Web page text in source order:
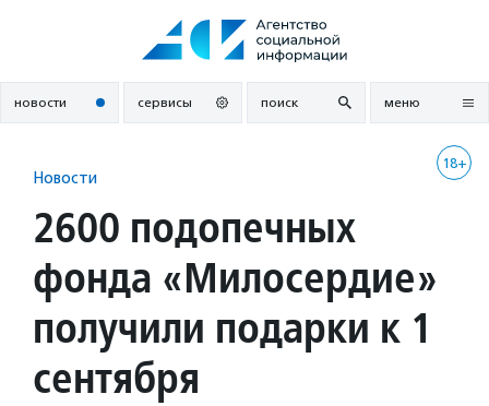
новости сервисы поиск меню
18+
Новости
2600 подопечных
фонда «Милосердие»
получили подарки к 1
сентября